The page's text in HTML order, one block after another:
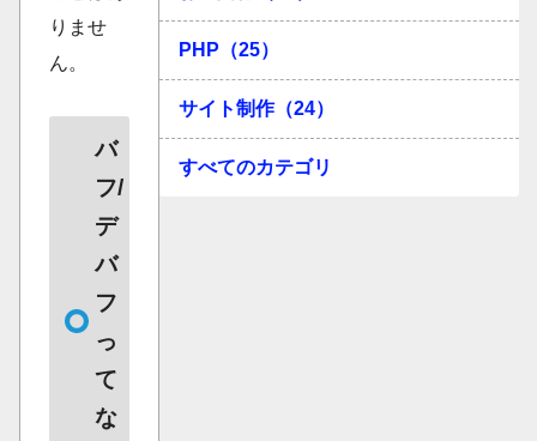
りませ
ん。
バ
フ/
デ
バ
フ
っ
て
な
PHP（25）
サイト制作（24）
すべてのカテゴリ